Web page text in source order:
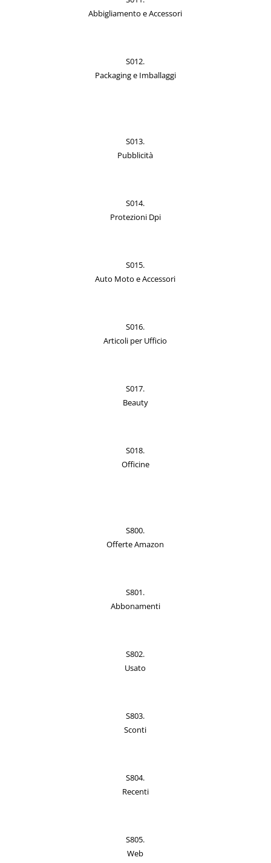
Abbigliamento e Accessori
S012.
Packaging e Imballaggi
S013.
Pubblicità
S014.
Protezioni Dpi
S015.
Auto Moto e Accessori
S016.
Articoli per Ufficio
S017.
Beauty
S018.
Officine
S800.
Offerte Amazon
S801.
Abbonamenti
S802.
Usato
S803.
Sconti
S804.
Recenti
S805.
Web